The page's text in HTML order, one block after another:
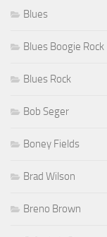
Blues
Blues Boogie Rock
Blues Rock
Bob Seger
Boney Fields
Brad Wilson
Breno Brown